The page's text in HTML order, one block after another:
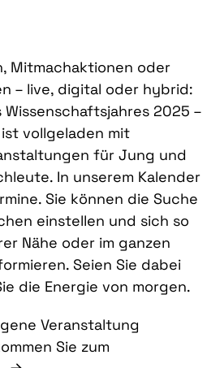
Mitmachaktionen oder
– live, digital oder hybrid:
2025 –
vollgeladen mit
für Jung und
In unserem Kalender
Sie können die Suche
einstellen und sich so
Nähe oder im ganzen
Seien Sie dabei
die Energie von morgen.
Veranstaltung
Sie zum